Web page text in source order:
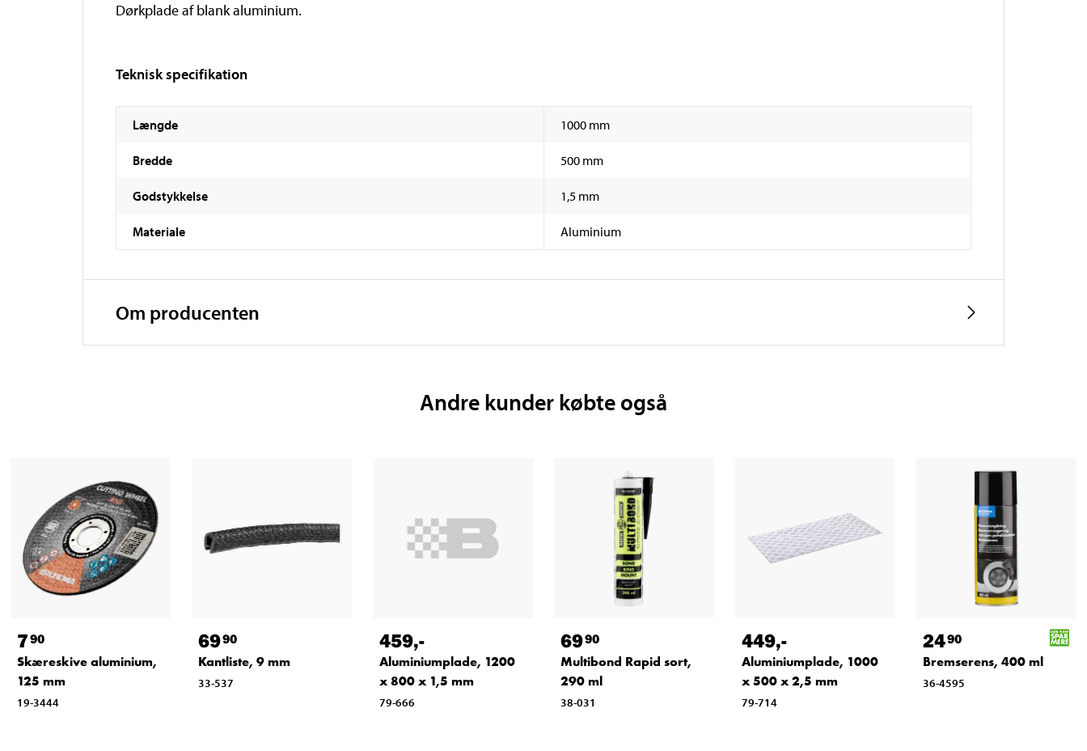
Dørkplade af blank aluminium.
Teknisk specifikation
Længde 1000 mm
Bredde 500 mm
Godstykkelse 1,5 mm
Materiale Aluminium
Om producenten
Andre kunder købte også
790
Skæreskive aluminium,
125 mm
19-3444
6990
Kantliste, 9 mm
33-537
459,-
Aluminiumplade, 1200
x 800 x 1,5 mm
79-666
6990
Multibond Rapid sort,
290 ml
38-031
449,-
Aluminiumplade, 1000
x 500 x 2,5 mm
79-714
2490
Bremserens, 400 ml
36-4595